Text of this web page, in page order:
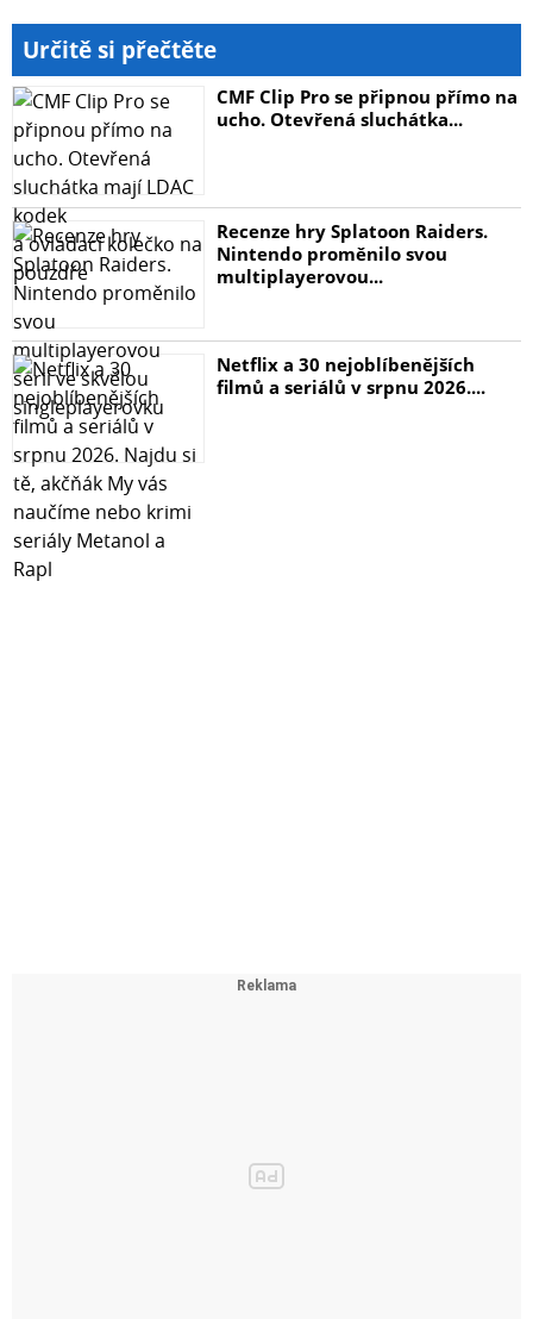
Určitě si přečtěte
CMF Clip Pro se připnou přímo na
ucho. Otevřená sluchátka...
Recenze hry Splatoon Raiders.
Nintendo proměnilo svou
multiplayerovou...
Netflix a 30 nejoblíbenějších
filmů a seriálů v srpnu 2026....